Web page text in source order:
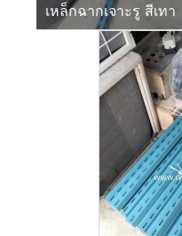
เหล็กฉากเจาะรู สีเทา